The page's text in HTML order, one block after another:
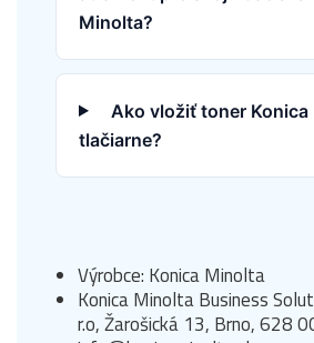
Minolta?
Ako vložiť toner Konica
tlačiarne?
Výrobce: Konica Minolta
Konica Minolta Business
r.o, Žarošická 13, Brno, 628